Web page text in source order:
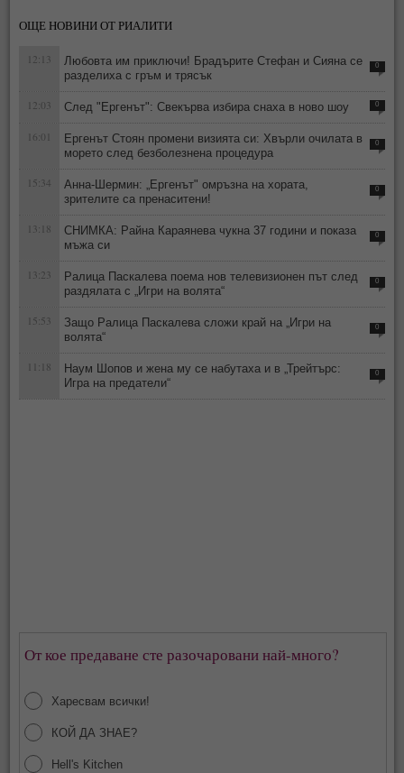
ОЩЕ НОВИНИ ОТ РИАЛИТИ
12:13
Любовта им приключи! Брадърите Стефан и Сияна се
разделиха с гръм и трясък
0
12:03 След "Ергенът": Свекърва избира снаха в ново шоу 0
16:01
Ергенът Стоян промени визията си: Хвърли очилата в
морето след безболезнена процедура
0
15:34
Анна-Шермин: „Ергенът" омръзна на хората,
зрителите са пренаситени!
0
13:18
СНИМКА: Райна Караянева чукна 37 години и показа
мъжа си
0
13:23
Ралица Паскалева поема нов телевизионен път след
раздялата с „Игри на волята“
0
15:53
Защо Ралица Паскалева сложи край на „Игри на
волята“
0
11:18
Наум Шопов и жена му се набутаха и в „Трейтърс:
Игра на предатели“
0
От кое предаване сте разочаровани най-много?
Харесвам всички!
КОЙ ДА ЗНАЕ?
Hell's Kitchen